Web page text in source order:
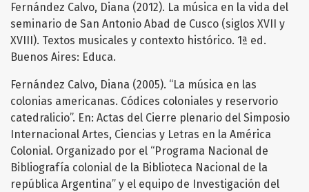
Fernández Calvo, Diana (2012). La música en la vida del
seminario de San Antonio Abad de Cusco (siglos XVII y
XVIII). Textos musicales y contexto histórico. 1ª ed.
Buenos Aires: Educa.
Fernández Calvo, Diana (2005). “La música en las
colonias americanas. Códices coloniales y reservorio
catedralicio”. En: Actas del Cierre plenario del Simposio
Internacional Artes, Ciencias y Letras en la América
Colonial. Organizado por el “Programa Nacional de
Bibliografía colonial de la Biblioteca Nacional de la
república Argentina” y el equipo de Investigación del